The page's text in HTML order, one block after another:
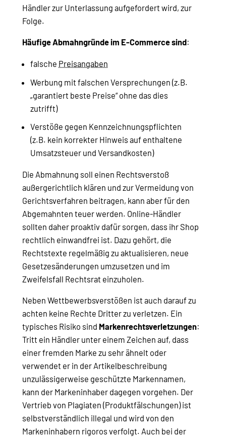
Händler zur Unterlassung aufgefordert wird, zur
Folge.
Häufige Abmahngründe im E-Commerce sind:
falsche Preisangaben
Werbung mit falschen Versprechungen (z.B.
„garantiert beste Preise“ ohne das dies
zutrifft)
Verstöße gegen Kennzeichnungspflichten
(z.B. kein korrekter Hinweis auf enthaltene
Umsatzsteuer und Versandkosten)
Die Abmahnung soll einen Rechtsverstoß
außergerichtlich klären und zur Vermeidung von
Gerichtsverfahren beitragen, kann aber für den
Abgemahnten teuer werden. Online-Händler
sollten daher proaktiv dafür sorgen, dass ihr Shop
rechtlich einwandfrei ist. Dazu gehört, die
Rechtstexte regelmäßig zu aktualisieren, neue
Gesetzesänderungen umzusetzen und im
Zweifelsfall Rechtsrat einzuholen.
Neben Wettbewerbsverstößen ist auch darauf zu
achten keine Rechte Dritter zu verletzen. Ein
typisches Risiko sind Markenrechtsverletzungen:
Tritt ein Händler unter einem Zeichen auf, dass
einer fremden Marke zu sehr ähnelt oder
verwendet er in der Artikelbeschreibung
unzulässigerweise geschützte Markennamen,
kann der Markeninhaber dagegen vorgehen. Der
Vertrieb von Plagiaten (Produktfälschungen) ist
selbstverständlich illegal und wird von den
Markeninhabern rigoros verfolgt. Auch bei der